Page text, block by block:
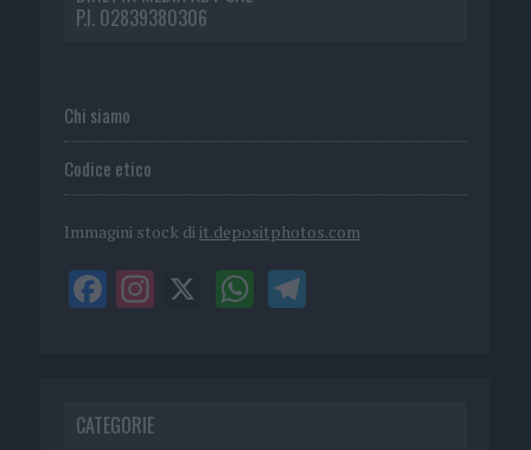
P.I. 02839380306
Chi siamo
Codice etico
Immagini stock di it.depositphotos.com
CATEGORIE